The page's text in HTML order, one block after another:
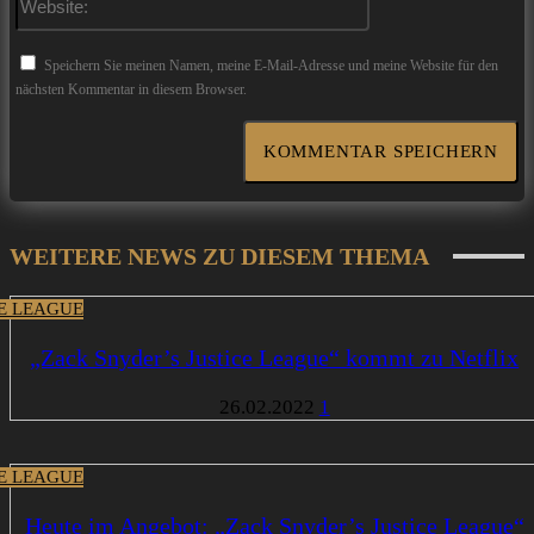
Speichern Sie meinen Namen, meine E-Mail-Adresse und meine Website für den
nächsten Kommentar in diesem Browser.
WEITERE NEWS ZU DIESEM THEMA
LEAGUE
„Zack Snyder’s Justice League“ kommt zu Netflix
26.02.2022 1
LEAGUE
Heute im Angebot: „Zack Snyder’s Justice League“